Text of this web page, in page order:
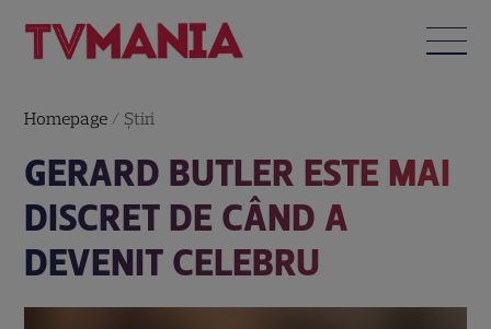
Homepage / Știri
GERARD BUTLER ESTE MAI
DISCRET DE CÂND A
DEVENIT CELEBRU